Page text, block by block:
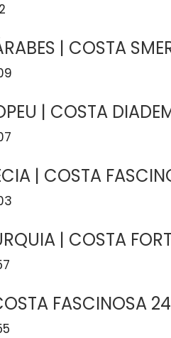
| COSTA
| COSTA
| COSTA
| COSTA
FASCINOSA